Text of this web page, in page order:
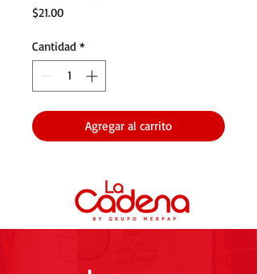
$21.00Precio
Cantidad *
Agregar al carrito